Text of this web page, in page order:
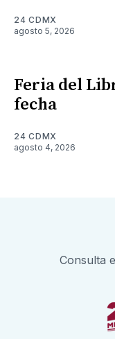
24 CDMX
agosto 5, 2026
Feria del
fecha
24 CDMX
agosto 4, 2026
Consulta